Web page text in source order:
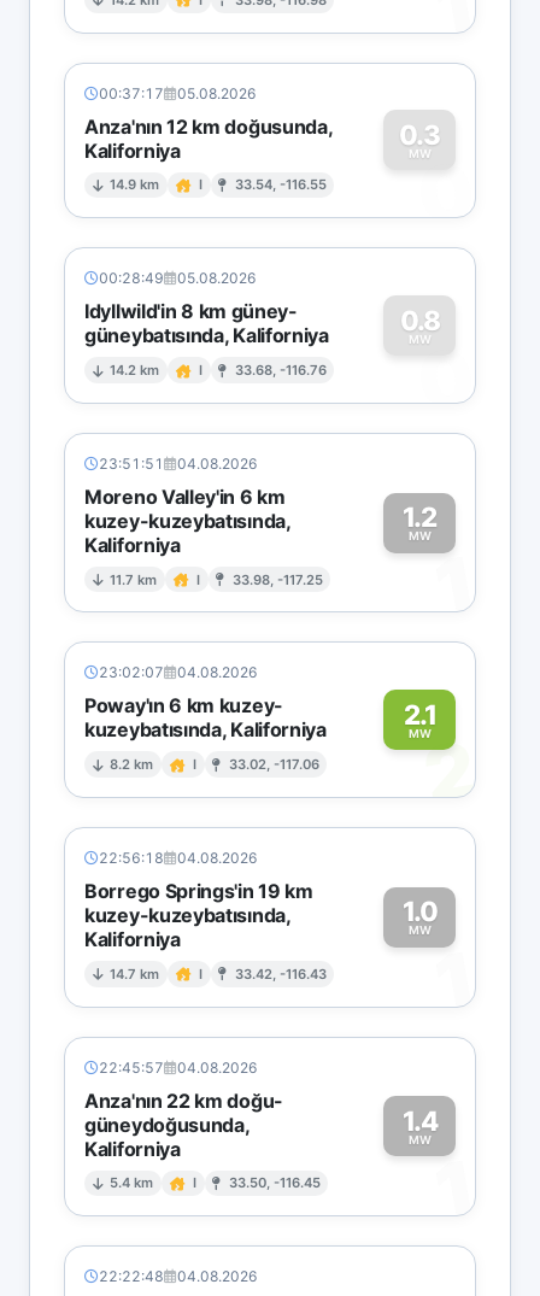
00:37:17 05.08.2026
Anza'nın 12 km doğusunda,
Kaliforniya
14.9 km I 33.54, -116.55
0.3
MW
0
00:28:49 05.08.2026
Idyllwild'in 8 km güney-
güneybatısında, Kaliforniya
14.2 km I 33.68, -116.76
0.8
MW
0
23:51:51 04.08.2026
Moreno Valley'in 6 km
kuzey-kuzeybatısında,
Kaliforniya
11.7 km I 33.98, -117.25
1.2
MW
1
23:02:07 04.08.2026
Poway'ın 6 km kuzey-
kuzeybatısında, Kaliforniya
8.2 km I 33.02, -117.06
2.1
MW2
22:56:18 04.08.2026
Borrego Springs'in 19 km
kuzey-kuzeybatısında,
Kaliforniya
14.7 km I 33.42, -116.43
1.0
MW
1
22:45:57 04.08.2026
Anza'nın 22 km doğu-
güneydoğusunda,
Kaliforniya
5.4 km I 33.50, -116.45
1.4
MW
1
22:22:48 04.08.2026